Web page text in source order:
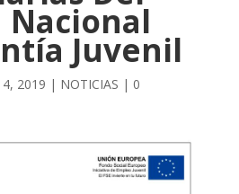
Nacional
Juvenil
2019 | NOTICIAS | 0